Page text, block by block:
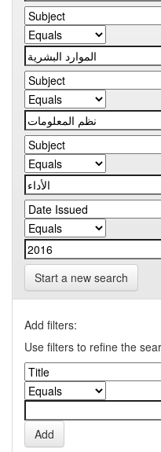
Start a new search
Add filters:
Use filters to refine the